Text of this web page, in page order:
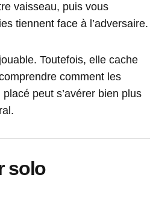
vaisseau, puis vous
tiennent face à l’adversaire.
Toutefois, elle cache
comment les
peut s’avérer bien plus
solo